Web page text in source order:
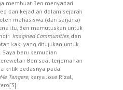
membuat Ben menyadari
dan kejadian dalam sejarah
mahasiswa (dan sarjana)
itu, Ben memutuskan untuk
Imagined Communities, dan
kaki yang ditujukan untuk
Saya baru kemudian
Ben soal terjemahan
kritik pedasnya pada
Tangere, karya Jose Rizal,